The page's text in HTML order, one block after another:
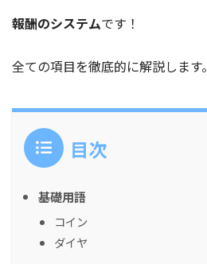
報酬のシステムです！
全ての項目を徹底的に解説します。
目次
基礎用語
コイン
ダイヤ